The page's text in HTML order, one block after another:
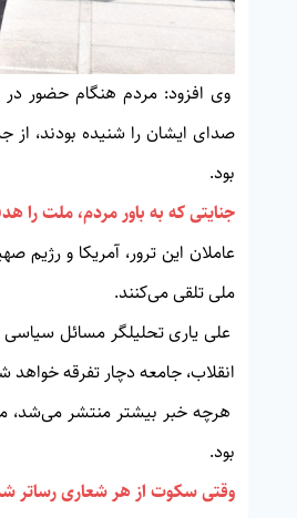
وی افزود: مردم هنگام حضور
صدای ایشان را شنیده بودند، از
بود.
جنایتی که به باور مردم، ملت را
عاملان این ترور، آمریکا و
ملی تلقی می‌کنند.
علی یاری تحلیلگر مسائل سیاسی
انقلاب، جامعه دچار تفرقه خواهد
هرچه خبر بیشتر منتشر می‌شد،
بود.
وقتی سکوت از هر شعاری رساتر